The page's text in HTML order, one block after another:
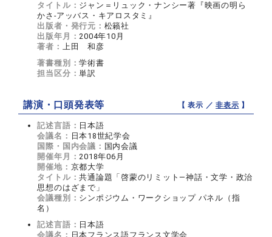
タイトル： ジャン＝リュック・ナンシー著『映画の明ら
かさ-アッバス・キアロスタミ』
出版者・発行元： 松籟社
出版年月：2004年10月
著者： 上田 和彦
著書種別：学術書
担当区分：単訳
講演・口頭発表等 【 表示 ／非表示 】
記述言語： 日本語
会議名： 日本18世紀学会
国際・国内会議： 国内会議
開催年月：2018年06月
開催地： 京都大学
タイトル：共通論題「啓蒙のリミット—神話・文学・政治
思想のはざまで」
会議種別： シンポジウム・ワークショップ パネル（指
名）
記述言語： 日本語
会議名： 日本フランス語フランス文学会